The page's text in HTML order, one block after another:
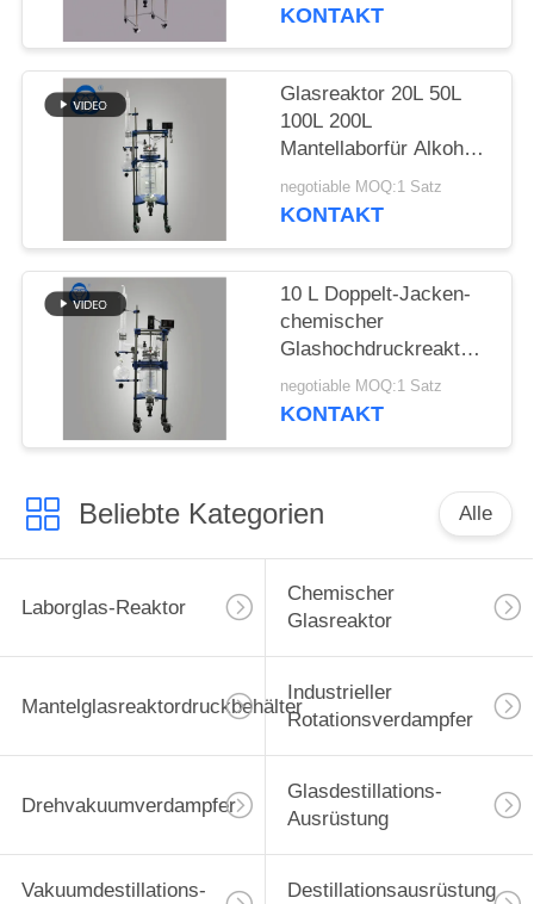
KONTAKT
Glasreaktor 20L 50L
100L 200L
Mantellaborfür Alkohol-
Destillation
negotiable MOQ:1 Satz
KONTAKT
10 L Doppelt-Jacken-
chemischer
Glashochdruckreaktor
halbautomatisch
negotiable MOQ:1 Satz
KONTAKT
Beliebte Kategorien Alle
Laborglas-Reaktor
Chemischer
Glasreaktor
Mantelglasreaktordruckbehälter
Industrieller
Rotationsverdampfer
Drehvakuumverdampfer
Glasdestillations-
Ausrüstung
Vakuumdestillations- Destillationsausrüstung